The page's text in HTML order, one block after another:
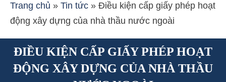
Trang chủ » Tin tức » Điều kiện cấp giấy phép hoạt
động xây dựng của nhà thầu nước ngoài
ĐIỀU KIỆN CẤP GIẤY PHÉP HOẠT
ĐỘNG XÂY DỰNG CỦA NHÀ THẦU